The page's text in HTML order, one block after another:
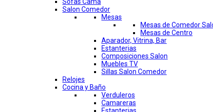
Sofas Cama
Salon Comedor
Mesas
Mesas de Comedor
Mesas de Centro
Aparador, Vitrina, Bar
Estanterias
Composiciones Salon
Muebles TV
Sillas Salon Comedor
Relojes
Cocina y Baño
Verduleros
Camareras